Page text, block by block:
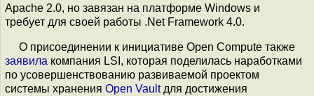
Apache 2.0, но завязан на платформе Windows и
требует для своей работы .Net Framework 4.0.
О присоединении к инициативе Open Compute также
заявила компания LSI, которая поделилась наработками
по усовершенствованию развиваемой проектом
системы хранения Open Vaultдля достижения